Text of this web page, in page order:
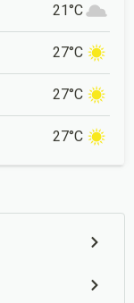
21°C
27°C
27°C
27°C